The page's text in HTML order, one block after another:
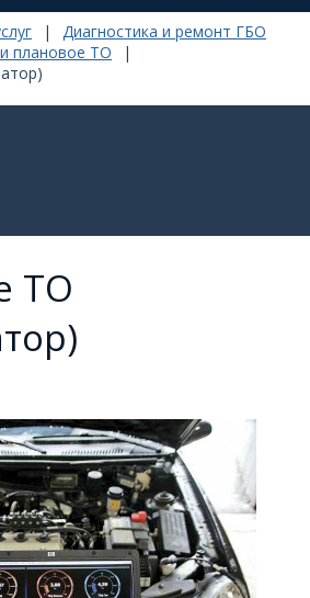
|
Диагностика и ремонт ГБО
плановое ТО
|
ТО